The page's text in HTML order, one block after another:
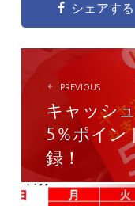
シェアする
POST
PREVIOUS
キャッシ
5％ポイン
録！